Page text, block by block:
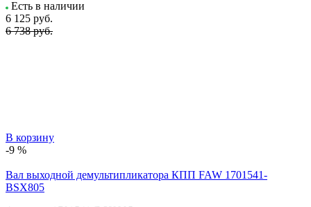
Есть в наличии
6 125 руб.
6 738 руб.
В корзину
-9 %
Вал выходной демультипликатора КПП FAW 1701541-
BSX805